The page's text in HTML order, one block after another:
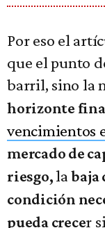
Por eso el
que el punto
barril, sino la
horizonte
vencimientos
mercado de
riesgo,labaja
condición
pueda crecer